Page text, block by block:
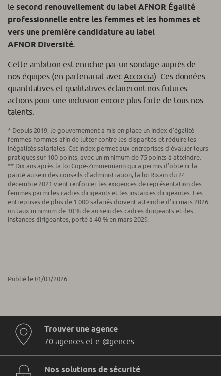
le second renouvellement du label AFNOR Égalité
professionnelle entre les femmes et les hommes et
vers une première candidature au label
AFNOR Diversité.
Cette ambition est enrichie par un sondage auprès de
nos équipes (en partenariat avec Accordia). Ces données
quantitatives et qualitatives éclaireront nos futures
actions pour une inclusion encore plus forte de tous nos
talents.
* Depuis 2019, le gouvernement a mis en place un index d’égalité
femmes-hommes afin de lutter contre les disparités et réduire les
inégalités salariales. Cet index permet aux entreprises d’évaluer leurs
pratiques sur 100 points, avec un minimum de 75 points à atteindre.
** Dix ans après la loi Copé-Zimmermann qui a permis d’obtenir la
parité au sein des conseils d’administration, la loi Rixain du 24
décembre 2021 vient renforcer les exigences de représentation des
femmes parmi les cadres dirigeants et les instances dirigeantes. Les
entreprises de plus de 1 000 salariés doivent atteindre d’ici mars 2026
un taux minimum de 30 % de au sein des cadres dirigeants et des
instances dirigeantes, porté à 40 % en mars 2029.
Publié le 01/03/2026
Trouver une agence
70 agences et e-@gences.
Nos solutions de sécurité